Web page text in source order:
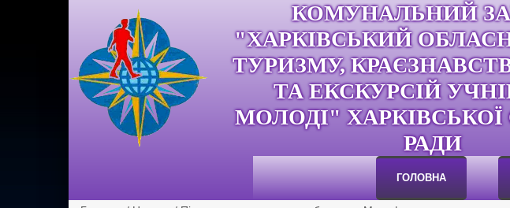
КОМУНАЛЬНИЙ
"ХАРКІВСЬКИЙ
ТУРИЗМУ,
ТА ЕКСКУРСІЙ
МОЛОДІ"
РАДИ
ГОЛОВНА